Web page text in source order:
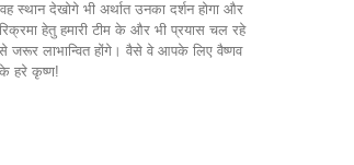
स्थान देखोगे भी अर्थात उनका दर्शन होगा और
हेतु हमारी टीम के और भी प्रयास चल रहे
जरूर लाभान्वित होंगे। वैसे वे आपके लिए वैष्णव
हरे कृष्ण!